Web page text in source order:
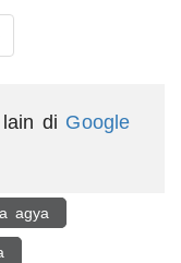
di Google
agya